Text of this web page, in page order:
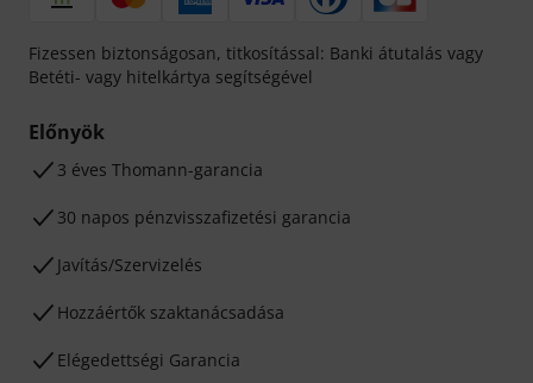
Fizessen biztonságosan, titkosítással: Banki átutalás vagy
Betéti- vagy hitelkártya segítségével
Előnyök
3 éves Thomann-garancia
30 napos pénzvisszafizetési garancia
Javítás/Szervizelés
Hozzáértők szaktanácsadása
Elégedettségi Garancia